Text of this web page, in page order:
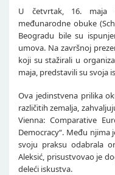
U četvrtak, 16. maja
međunarodne obuke
Beogradu bile su
umova. Na završnoj
koji su stažirali u
maja, predstavili su svoja
Ova jedinstvena prilika
različitih zemalja,
Vienna: Comparative
Democracy“. Među njima
svoju praksu odabrala
Aleksić, prisustvovao je
deleći iskustva.